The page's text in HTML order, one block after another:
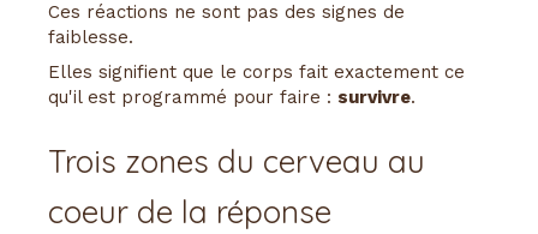
Ces réactions ne sont pas des signes de
faiblesse.
Elles signifient que le corps fait exactement ce
qu'il est programmé pour faire : survivre.
Trois zones du cerveau au
coeur de la réponse